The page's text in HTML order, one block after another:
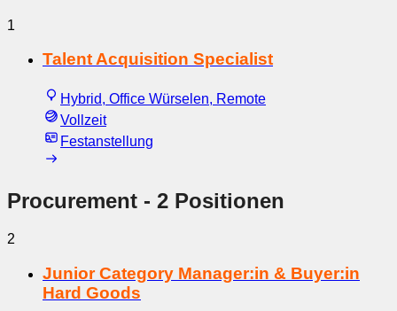
1
Talent Acquisition Specialist
Hybrid, Office Würselen, Remote
Vollzeit
Festanstellung
Procurement - 2 Positionen
2
Junior Category Manager:in & Buyer:in
Hard Goods